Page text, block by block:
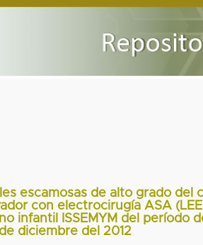
escamosas de alto grado del
con electrocirugía ASA
infantil ISSEMYM del período
diciembre del 2012